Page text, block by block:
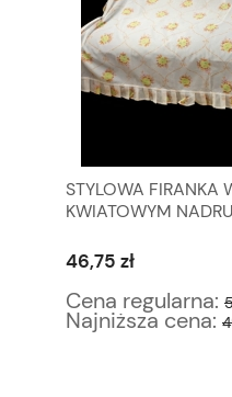
STYLOWA FIRANKA
KWIATOWYM
46,75 zł
Cena regularna:
Najniższa cena: